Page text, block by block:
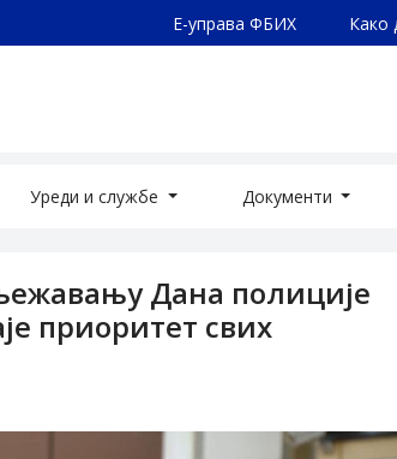
Е-управа ФБИХ Како
Уреди и службе Документи
Дана полиције
приоритет свих